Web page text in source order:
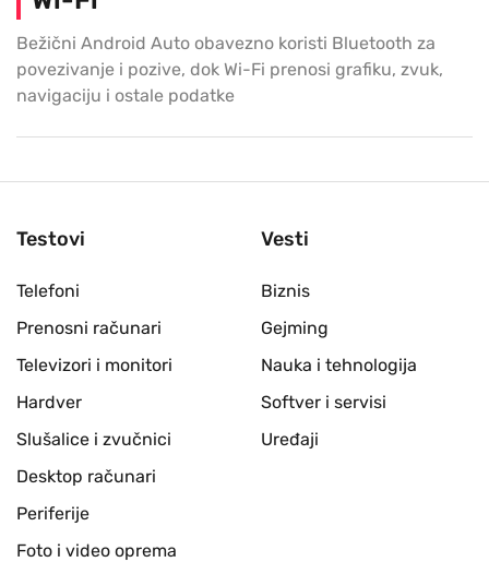
Bežični Android Auto obavezno koristi Bluetooth za
povezivanje i pozive, dok Wi-Fi prenosi grafiku, zvuk,
navigaciju i ostale podatke
Testovi
Telefoni
Prenosni računari
Televizori i monitori
Hardver
Slušalice i zvučnici
Desktop računari
Periferije
Foto i video oprema
Vesti
Biznis
Gejming
Nauka i tehnologija
Softver i servisi
Uređaji